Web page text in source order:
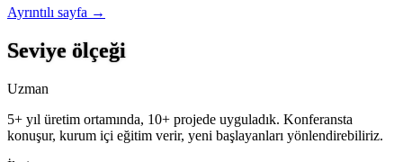
Ayrıntılı sayfa →
Seviye ölçeği
Uzman
5+ yıl üretim ortamında, 10+ projede uyguladık. Konferansta
konuşur, kurum içi eğitim verir, yeni başlayanları yönlendirebiliriz.